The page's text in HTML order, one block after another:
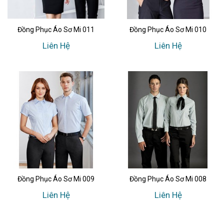
Đồng Phục Áo Sơ Mi 011
Liên Hệ
Đồng Phục Áo Sơ Mi 010
Liên Hệ
Đồng Phục Áo Sơ Mi 009
Liên Hệ
Đồng Phục Áo Sơ Mi 008
Liên Hệ